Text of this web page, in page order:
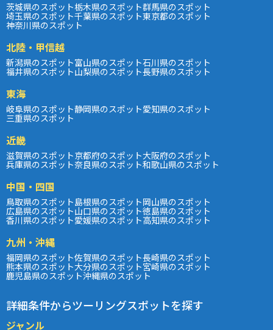
茨城県のスポット栃木県のスポット群馬県のスポット
埼玉県のスポット千葉県のスポット東京都のスポット
神奈川県のスポット
北陸・甲信越
新潟県のスポット富山県のスポット石川県のスポット
福井県のスポット山梨県のスポット長野県のスポット
東海
岐阜県のスポット静岡県のスポット愛知県のスポット
三重県のスポット
近畿
滋賀県のスポット京都府のスポット大阪府のスポット
兵庫県のスポット奈良県のスポット和歌山県のスポット
中国・四国
鳥取県のスポット島根県のスポット岡山県のスポット
広島県のスポット山口県のスポット徳島県のスポット
香川県のスポット愛媛県のスポット高知県のスポット
九州・沖縄
福岡県のスポット佐賀県のスポット長崎県のスポット
熊本県のスポット大分県のスポット宮崎県のスポット
鹿児島県のスポット沖縄県のスポット
詳細条件からツーリングスポットを探す
ジャンル